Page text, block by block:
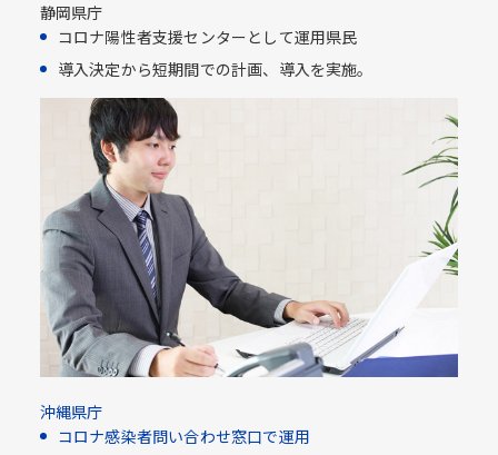
静岡県庁
コロナ陽性者支援センターとして運用県民​
導入決定から短期間での計画、導入を実施。
沖縄県庁
コロナ感染者問い合わせ窓口で運用